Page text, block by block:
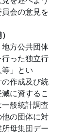
会の意見を
方公共団体
った独立行
」とい
作成及び統
に資するこ
般統計調査
の団体に対
母集団デー